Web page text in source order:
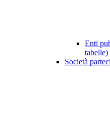
Enti
tabelle)
Società